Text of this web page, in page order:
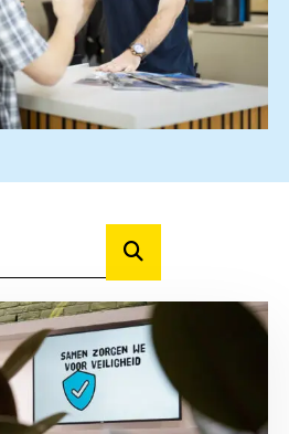
Toon resultaten
schoolveiligheid?